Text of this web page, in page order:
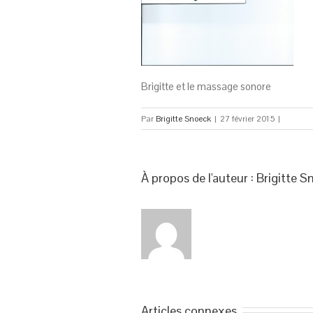
Brigitte et le massage sonore
Par Brigitte Snoeck | 27 février 2015 |
À propos de l'auteur : Brigitte